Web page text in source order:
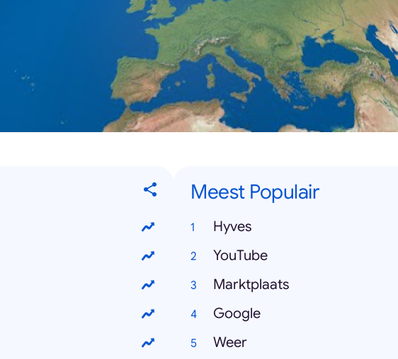
Meest Populair
Hyves
YouTube
Marktplaats
Google
Weer